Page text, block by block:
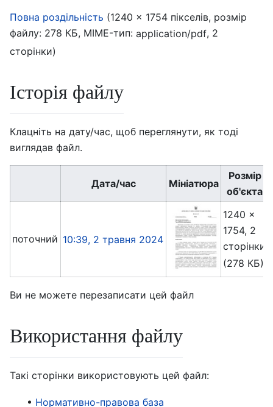
Повна роздільність (1240 × 1754 пікселів, розмір
файлу: 278 КБ, MIME-тип: application/pdf, 2
сторінки)
Історія файлу
Клацніть на дату/час, щоб переглянути, як тоді
виглядав файл.
Дата/час Мініатюра
Розмір
об'єкта
поточний 10:39, 2 травня 2024
1240 ×
1754, 2
сторінки
(278 КБ)
Ви не можете перезаписати цей файл
Використання файлу
Такі сторінки використовують цей файл:
Нормативно-правова база